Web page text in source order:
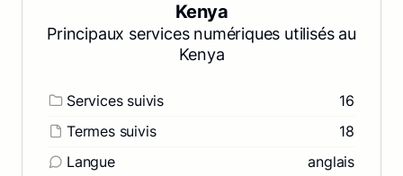
Kenya
Principaux services numériques utilisés au
Kenya
Services suivis
16
Termes suivis
18
Langue
anglais